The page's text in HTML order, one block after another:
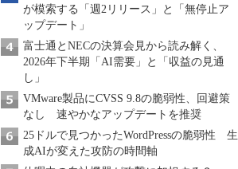
が模索する「週2リリース」と「無停止ア
ップデート」
富士通とNECの決算会見から読み解く、
2026年下半期「AI需要」と「収益の見通
し」
VMware製品にCVSS 9.8の脆弱性、回避策
なし 速やかなアップデートを推奨
25ドルで見つかったWordPressの脆弱性 生
成AIが変えた攻防の時間軸